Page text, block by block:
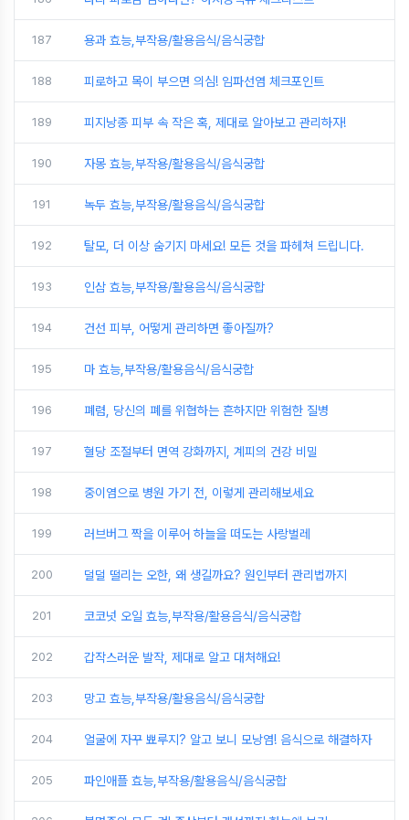
187 용과 효능,부작용/활용음식/음식궁합
188 피로하고 목이 부으면 의심! 임파선염 체크포인트
189 피지낭종 피부 속 작은 혹, 제대로 알아보고 관리하자!
190 자몽 효능,부작용/활용음식/음식궁합
191 녹두 효능,부작용/활용음식/음식궁합
192 탈모, 더 이상 숨기지 마세요! 모든 것을 파헤쳐 드립니다.
193 인삼 효능,부작용/활용음식/음식궁합
194 건선 피부, 어떻게 관리하면 좋아질까?
195 마 효능,부작용/활용음식/음식궁합
196 폐렴, 당신의 폐를 위협하는 흔하지만 위험한 질병
197 혈당 조절부터 면역 강화까지, 계피의 건강 비밀
198 중이염으로 병원 가기 전, 이렇게 관리해보세요
199 러브버그 짝을 이루어 하늘을 떠도는 사랑벌레
200 덜덜 떨리는 오한, 왜 생길까요? 원인부터 관리법까지
201 코코넛 오일 효능,부작용/활용음식/음식궁합
202 갑작스러운 발작, 제대로 알고 대처해요!
203 망고 효능,부작용/활용음식/음식궁합
204 얼굴에 자꾸 뾰루지? 알고 보니 모낭염! 음식으로 해결하자
205 파인애플 효능,부작용/활용음식/음식궁합